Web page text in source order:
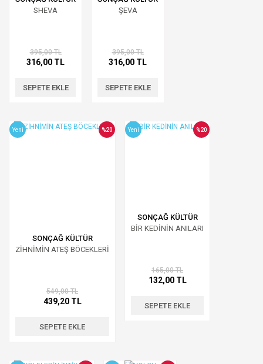
SHEVA
395,00 TL
316,00 TL
SEPETE EKLE
ŞEVA
395,00 TL
316,00 TL
SEPETE EKLE
Yeni
SONÇAĞ KÜLTÜR
ZİHNİMİN ATEŞ BÖCEKLERİ
%20
549,00 TL
439,20 TL
SEPETE EKLE
Yeni
SONÇAĞ KÜLTÜR
BİR KEDİNİN ANILARI
%20
165,00 TL
132,00 TL
SEPETE EKLE